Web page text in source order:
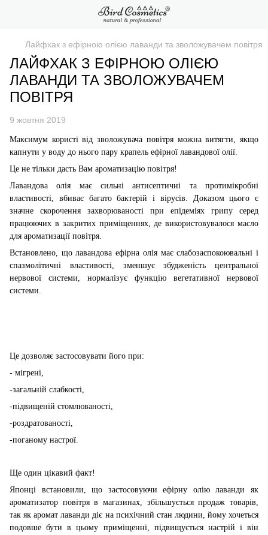
Лайфхак з ефірною олією лаванди та зволожувачем повітря
ЛАЙФХАК З ЕФІРНОЮ ОЛІЄЮ
ЛАВАНДИ ТА ЗВОЛОЖУВАЧЕМ
ПОВІТРЯ
9 жовтня 2019
Максимум користі від зволожувача повітря можна витягти, якщо
капнути у воду до нього пару крапель ефірної лавандової олії.
Це не тільки дасть Вам ароматизацію повітря!
Лавандова олія має сильні антисептичні та протимікробні
властивості, вбиває багато бактерій і вірусів. Доказом цього є
значне скорочення захворюваності при епідеміях грипу серед
працюючих в закритих приміщеннях, де використовувалося масло
для ароматизації повітря.
Встановлено, що лавандова ефірна олія має слабозаспокоювальні і
спазмолітичні властивості, зменшує збудженість центральної
нервової системи, нормалізує функцію вегетативної нервової
системи.
Це дозволяє застосовувати його при:
- мігрені,
-загальній слабкості,
-підвищеній стомлюваності,
-роздратованості,
-поганому настрої.
Ще один цікавий факт!
Японці встановили, що застосовуючи ефірну олію лаванди як
ароматизатор повітря в магазинах, збільшується продаж товарів,
так як аромат лаванди діє на психічний стан людини, йому хочеться
подовше бути в цьому приміщенні, підвищується настрій і він